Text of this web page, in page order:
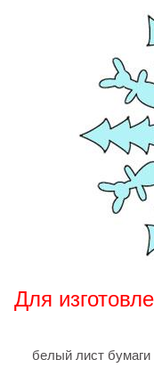
Для
белый лист бумаги